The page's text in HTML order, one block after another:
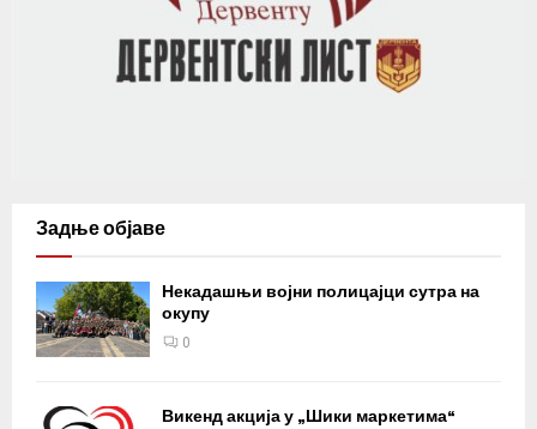
Задње објаве
Некадашњи војни полицајци сутра на
окупу
0
Викенд акција у „Шики маркетима“